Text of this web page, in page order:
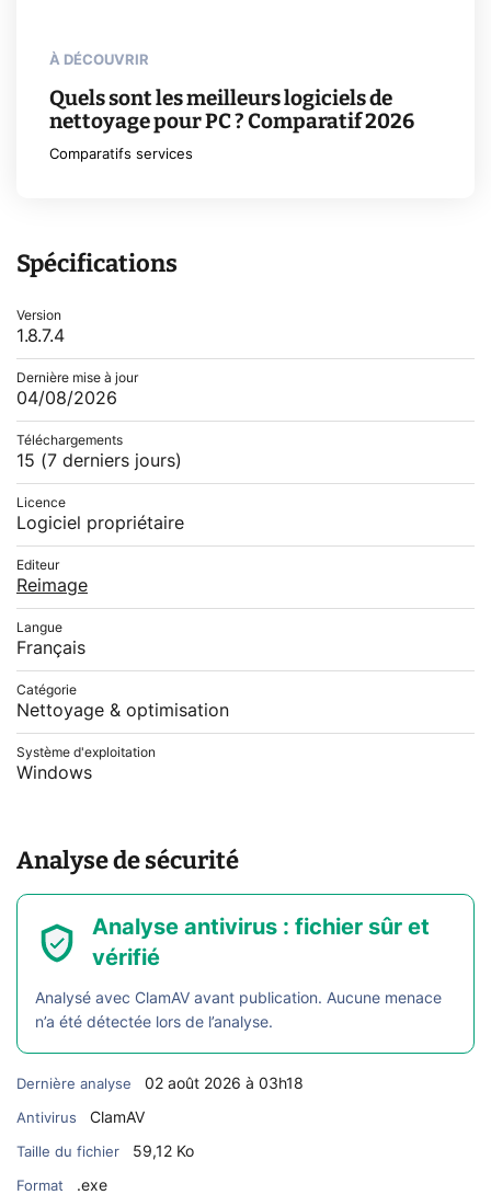
À DÉCOUVRIR
Quels sont les meilleurs logiciels de
nettoyage pour PC ? Comparatif 2026
Comparatifs services
Spécifications
Version
1.8.7.4
Dernière mise à jour
04/08/2026
Téléchargements
15 (7 derniers jours)
Licence
Logiciel propriétaire
Editeur
Reimage
Langue
Français
Catégorie
Nettoyage & optimisation
Système d'exploitation
Windows
Analyse de sécurité
Analyse antivirus : fichier sûr et
vérifié
Analysé avec ClamAV avant publication. Aucune menace
n’a été détectée lors de l’analyse.
Dernière analyse 02 août 2026 à 03h18
Antivirus ClamAV
Taille du fichier 59,12 Ko
Format .exe